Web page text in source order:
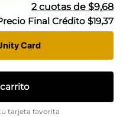
2cuotas de $9,68
Final Crédito $19,37
Card
tarjeta favorita